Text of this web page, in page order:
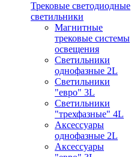
Трековые светодиодные
светильники
Магнитные
трековые системы
освещения
Светильники
однофазные 2L
Светильники
"евро" 3L
Светильники
"трехфазные" 4L
Аксессуары
однофазные 2L
Аксессуары